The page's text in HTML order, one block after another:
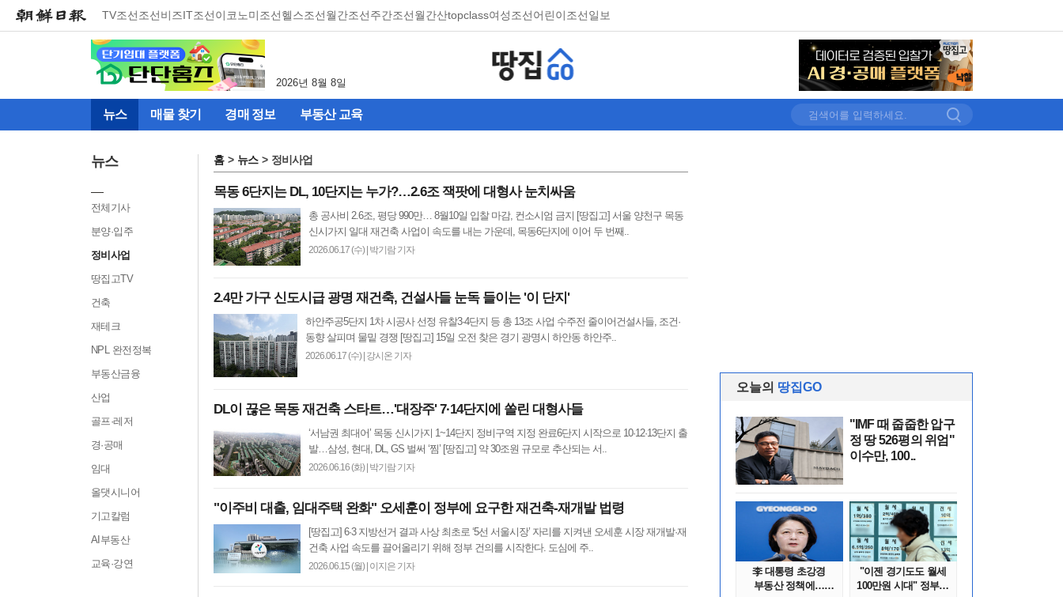
TV조선조선비즈IT조선이코노미조선헬스조선월간조선주간조선월간산topclass여성조선어린이조선일보
2026년 8월 8일
뉴스 매물 찾기 경매 정보 부동산 교육
뉴스
전체기사
분양·입주
정비사업
땅집고TV
건축
재테크
NPL 완전정복
부동산금융
산업
골프·레저
경·공매
임대
올댓시니어
기고칼럼
AI부동산
교육·강연
홈 뉴스 정비사업
목동 6단지는 DL, 10단지는 누가?…2.6조 잭팟에 대형사 눈치싸움
총 공사비 2.6조, 평당 990만… 8월10일 입찰 마감, 컨소시엄 금지 [땅집고] 서울 양천구 목동
신시가지 일대 재건축 사업이 속도를 내는 가운데, 목동6단지에 이어 두 번째..
2026.06.17 (수)| 박기람 기자
2.4만 가구 신도시급 광명 재건축, 건설사들 눈독 들이는 '이 단지'
하안주공5단지 1차 시공사 선정 유찰3·4단지 등 총 13조 사업 수주전 줄이어건설사들, 조건·
동향 살피며 물밑 경쟁 [땅집고] 15일 오전 찾은 경기 광명시 하안동 하안주..
2026.06.17 (수)| 강시온 기자
DL이 끊은 목동 재건축 스타트…'대장주' 7·14단지에 쏠린 대형사들
‘서남권 최대어’ 목동 신시가지 1~14단지 정비구역 지정 완료6단지 시작으로 10·12·13단지 출
발…삼성, 현대, DL, GS 벌써 ‘찜’ [땅집고] 약 30조원 규모로 추산되는 서..
2026.06.16 (화)| 박기람 기자
"이주비 대출, 임대주택 완화" 오세훈이 정부에 요구한 재건축-재개발 법령
[땅집고] 6·3 지방선거 결과 사상 최초로 ‘5선 서울시장’ 자리를 지켜낸 오세훈 시장 재개발·재
건축 사업 속도를 끌어올리기 위해 정부 건의를 시작한다. 도심에 주..
2026.06.15 (월)| 이지은 기자
오늘의 땅집GO
"IMF 때 줍줍한 압구
정 땅 526평의 위엄"
이수만, 100..
李 대통령 초강경
부동산 정책에…
"이젠 경기도도 월세
100만원 시대" 정부發